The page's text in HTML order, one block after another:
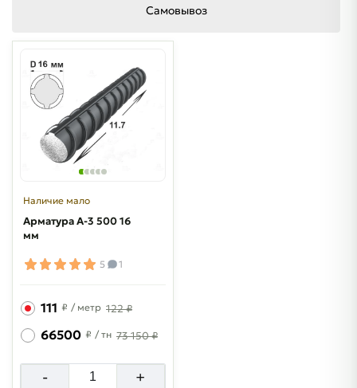
Самовывоз
Наличие мало
Арматура A-3 500 16
мм
5 1
111 ₽ / метр 122 ₽
66500 ₽ / тн 73 150 ₽
- +